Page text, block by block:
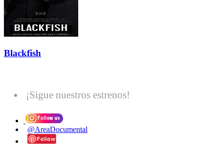
Blackfish
¡Sigue nuestros estrenos!
@AreaDocumental